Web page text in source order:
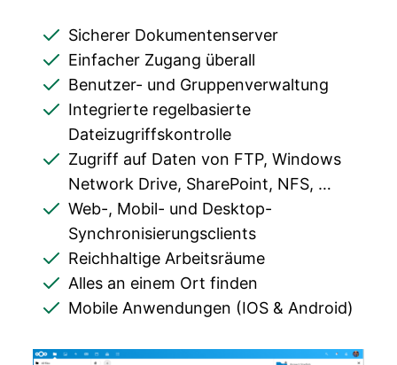
Sicherer Dokumentenserver
Einfacher Zugang überall
Benutzer- und Gruppenverwaltung
Integrierte regelbasierte
Dateizugriffskontrolle
Zugriff auf Daten von FTP, Windows
Network Drive, SharePoint, NFS, …
Web-, Mobil- und Desktop-
Synchronisierungsclients
Reichhaltige Arbeitsräume
Alles an einem Ort finden
Mobile Anwendungen (IOS & Android)